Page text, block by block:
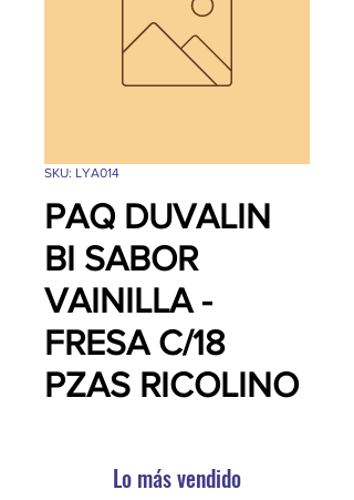
SKU: LYA014
PAQ DUVALIN
BI SABOR
VAINILLA -
FRESA C/18
PZAS RICOLINO
Lo más vendido